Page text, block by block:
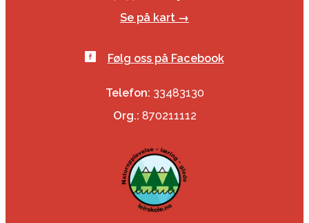
Se på kart →
Følg oss på Facebook
Telefon: 33483130
Org.: 870211112